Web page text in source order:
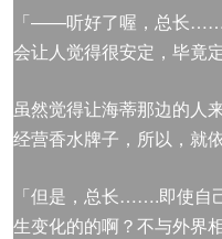
「——听好了喔，总长
会让人觉得很安定，毕竟
虽然觉得让海蒂那边的人
经营香水牌子，所以，就
「但是，总长…….即使自
生变化的的啊？不与外界